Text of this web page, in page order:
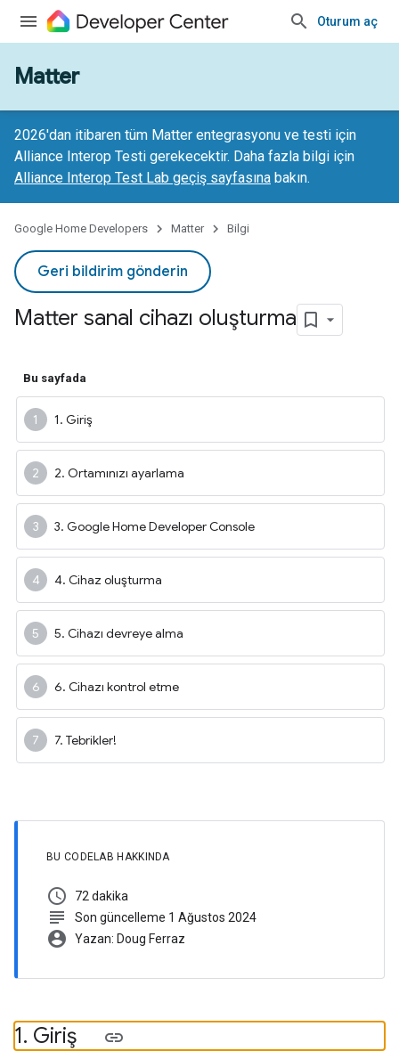
Oturum aç
Matter
2026'dan itibaren tüm Matter entegrasyonu ve testi için
Alliance Interop Testi gerekecektir. Daha fazla bilgi için
Alliance Interop Test Lab geçiş sayfasına bakın.
Google Home Developers Matter Bilgi
Geri bildirim gönderin
Matter sanal cihazı oluşturma
Bu sayfada
1. Giriş
2. Ortamınızı ayarlama
3. Google Home Developer Console
4. Cihaz oluşturma
5. Cihazı devreye alma
6. Cihazı kontrol etme
7. Tebrikler!
BU CODELAB HAKKINDA
schedule 72 dakika
subject Son güncelleme 1 Ağustos 2024
account_circle Yazan: Doug Ferraz
1. Giriş